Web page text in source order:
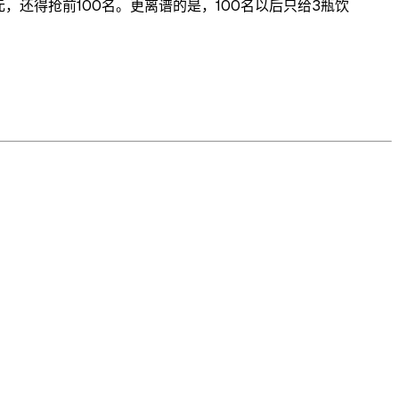
还得抢前100名。更离谱的是，100名以后只给3瓶饮